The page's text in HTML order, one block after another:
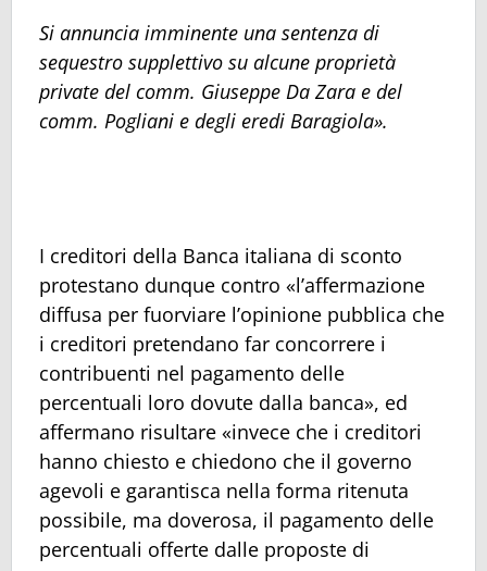
Si annuncia imminente una sentenza di
sequestro supplettivo su alcune proprietà
private del comm. Giuseppe Da Zara e del
comm. Pogliani e degli eredi Baragiola».
I creditori della Banca italiana di sconto
protestano dunque contro «l’affermazione
diffusa per fuorviare l’opinione pubblica che
i creditori pretendano far concorrere i
contribuenti nel pagamento delle
percentuali loro dovute dalla banca», ed
affermano risultare «invece che i creditori
hanno chiesto e chiedono che il governo
agevoli e garantisca nella forma ritenuta
possibile, ma doverosa, il pagamento delle
percentuali offerte dalle proposte di